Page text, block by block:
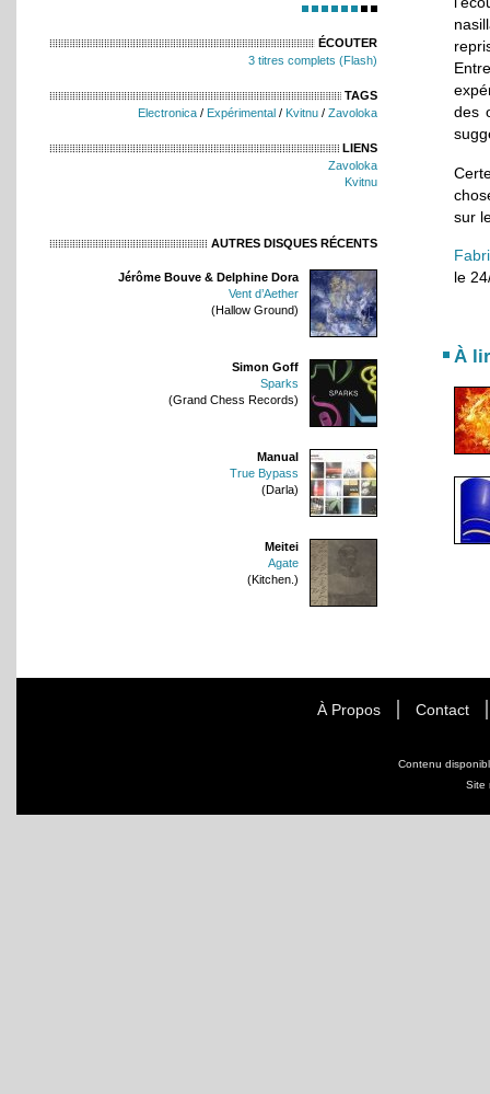
ÉCOUTER
3 titres complets (Flash)
TAGS
Electronica / Expérimental / Kvitnu / Zavoloka
LIENS
Zavoloka
Kvitnu
AUTRES DISQUES RÉCENTS
Jérôme Bouve & Delphine Dora
Vent d’Aether
(Hallow Ground)
Simon Goff
Sparks
(Grand Chess Records)
Manual
True Bypass
(Darla)
Meitei
Agate
(Kitchen.)
des
sur
le
À
À Propos Contact
Contenu
Site